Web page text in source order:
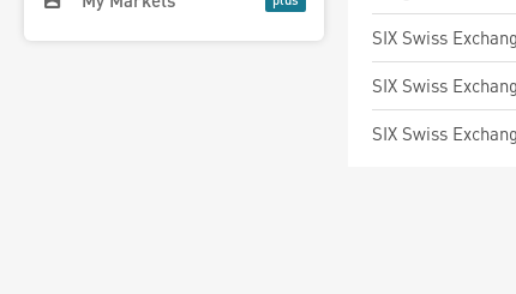
SIX Swiss
SIX Swiss
SIX Swiss